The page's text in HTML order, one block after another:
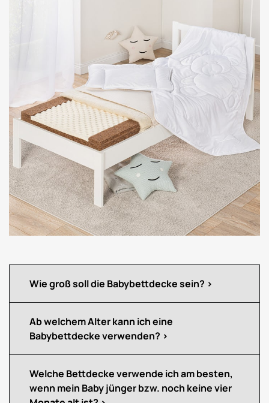
Wie groß soll die Babybettdecke sein?
Ab welchem Alter kann ich eine
Babybettdecke verwenden?
Welche Bettdecke verwende ich am besten,
wenn mein Baby jünger bzw. noch keine vier